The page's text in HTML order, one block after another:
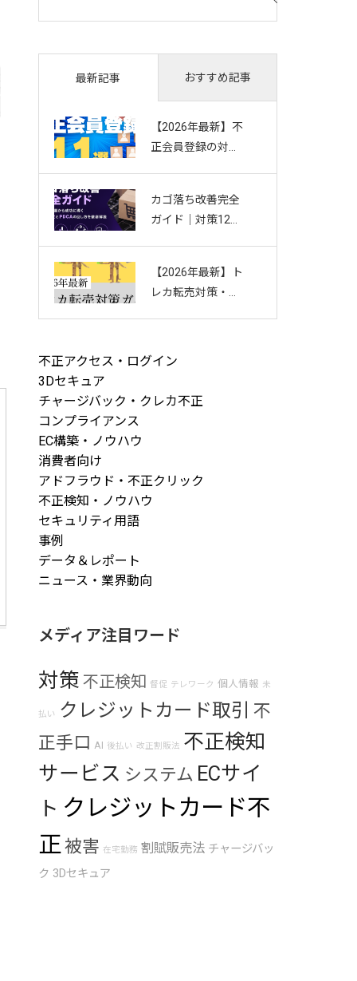
対
最新記事 おすすめ記事
【2026年最新】不
正会員登録の対策
アドを防ぐお悩み
別ガイド
カゴ落ち改善完全
ガイド｜対策12選
回し方を徹底解説
【2026年最新】ト
レカ転売対策・完
不正アクセス・ログイン
3Dセキュア
チャージバック・クレカ不正
コンプライアンス
EC構築・ノウハウ
消費者向け
アドフラウド・不正クリック
不正検知・ノウハウ
セキュリティ用語
事例
データ＆レポート
ニュース・業界動向
メディア注目ワード
対策 不正検知 督促 テレワーク 個人情報 未
払い クレジットカード取引
不
正手口 AI 後払い 改正割販法 不正検知
サービス システム ECサイ
ト クレジットカード不
正被害 在宅勤務 割賦販売法 チャージバッ
ク 3Dセキュア